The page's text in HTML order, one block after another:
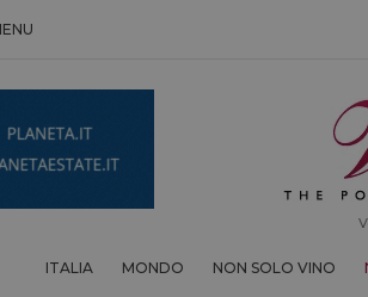
ITALIA MONDO NON SOLO VINO